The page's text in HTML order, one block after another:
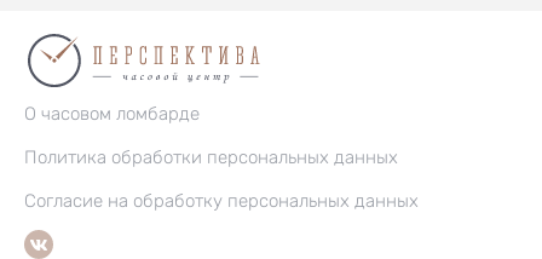
О часовом ломбарде
Политика обработки персональных данных
Согласие на обработку персональных данных